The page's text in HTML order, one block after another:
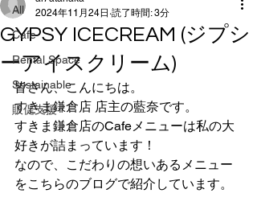
All
Cafe
Rental Space
Sustainable
販促支援
GYPSY ICECREAM (ジプシ
ーアイスクリーム)
2024年11月24日 読了時間: 3分
皆さん、こんにちは。
すきま鎌倉店 店主の藍奈です。
すきま鎌倉店のCafeメニューは私の大
好きが詰まっています！
なので、こだわりの想いあるメニュー
をこちらのブログで紹介しています。